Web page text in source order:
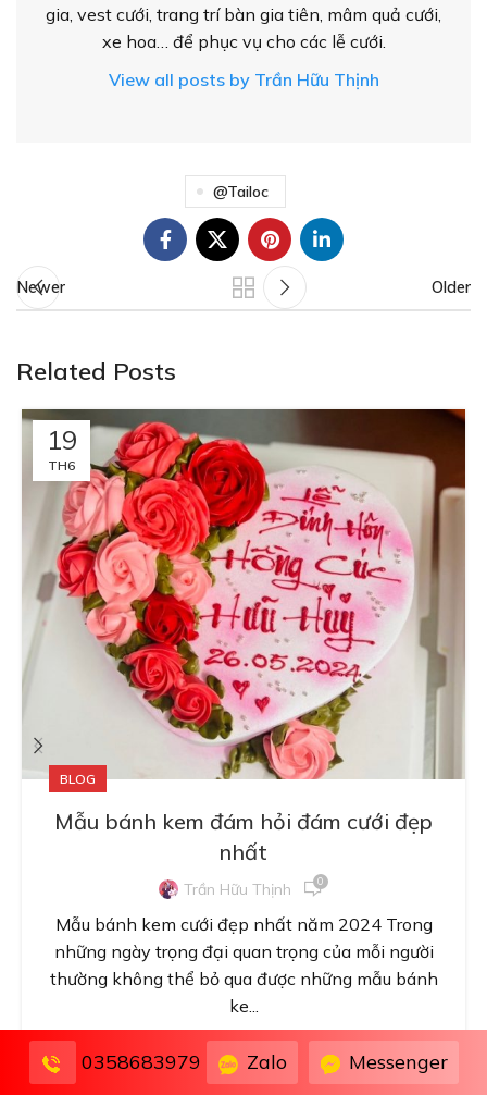
gia, vest cưới, trang trí bàn gia tiên, mâm quả cưới,
xe hoa… để phục vụ cho các lễ cưới.
View all posts by Trần Hữu Thịnh
@tailoc
Newer Older
Related Posts
19
TH6
BLOG
Mẫu bánh kem đám hỏi đám cưới đẹp
nhất
Trần Hữu Thịnh 0
Mẫu bánh kem cưới đẹp nhất năm 2024 Trong
những ngày trọng đại quan trọng của mỗi người
thường không thể bỏ qua được những mẫu bánh
ke...
CONTINUE READING
0358683979 Zalo Messenger